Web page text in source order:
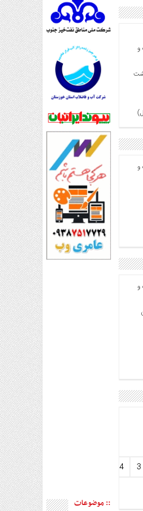
و
نشت
و
و
3
4
9
10
:: موضوعات